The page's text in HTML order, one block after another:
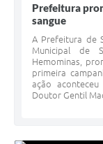
Prefeitura
sangue
A Prefeitura de
Municipal de
Hemominas,
primeira
ação
Doutor Gentil